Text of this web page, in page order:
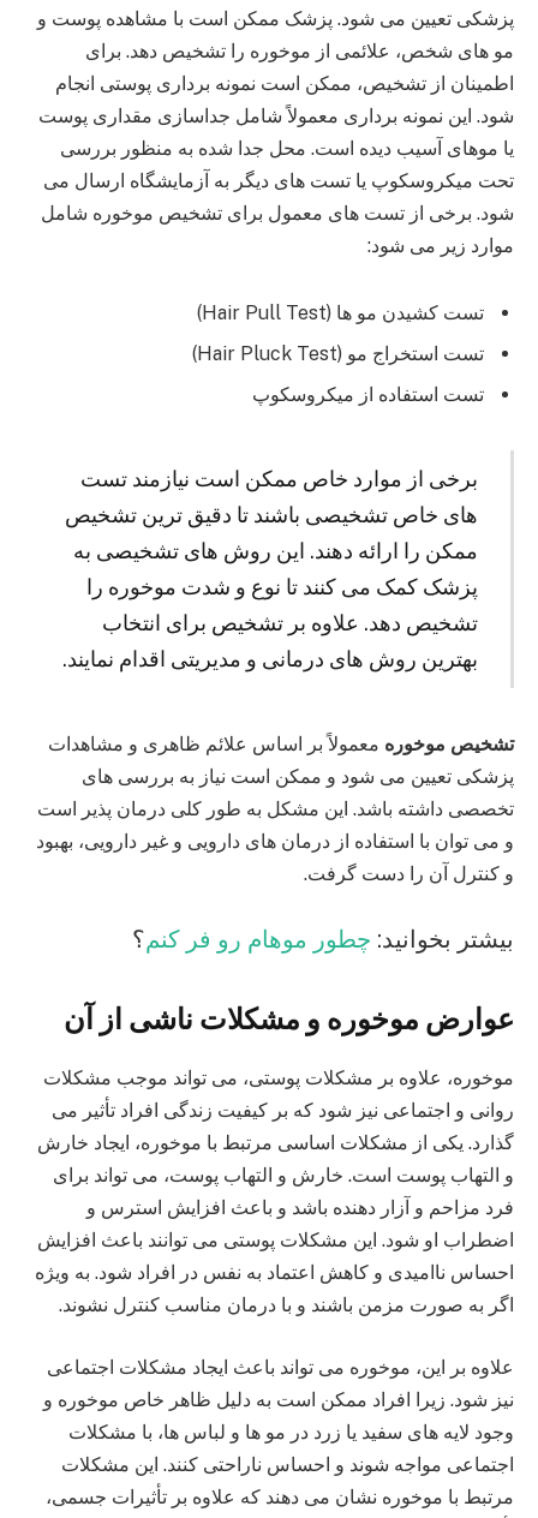
پزشکی تعیین می‌ شود. پزشک ممکن است با مشاهده پوست و
مو های شخص، علائمی از موخوره را تشخیص دهد. برای
اطمینان از تشخیص، ممکن است نمونه‌ برداری پوستی انجام
شود. این نمونه‌ برداری معمولاً شامل جداسازی مقداری پوست
یا موهای آسیب دیده است. محل جدا شده به منظور بررسی
تحت میکروسکوپ یا تست‌ های دیگر به آزمایشگاه ارسال می‌
شود. برخی از تست‌ های معمول برای تشخیص موخوره شامل
موارد زیر می شود:
تست کشیدن مو ها (Hair Pull Test)
تست استخراج مو (Hair Pluck Test)
تست استفاده از میکروسکوپ
برخی از موارد خاص ممکن است نیازمند تست‌
های خاص تشخیصی باشند تا دقیق‌ ترین تشخیص
ممکن را ارائه دهند. این روش‌ های تشخیصی به
پزشک کمک می‌ کنند تا نوع و شدت موخوره را
تشخیص دهد. علاوه بر تشخیص برای انتخاب
بهترین روش‌ های درمانی و مدیریتی اقدام نمایند.
تشخیص موخوره معمولاً بر اساس علائم ظاهری و مشاهدات
پزشکی تعیین می‌ شود و ممکن است نیاز به بررسی‌ های
تخصصی داشته باشد. این مشکل به طور کلی درمان‌ پذیر است
و می‌ توان با استفاده از درمان‌ های دارویی و غیر دارویی، بهبود
و کنترل آن را دست گرفت.
بیشتر بخوانید: چطور موهام رو فر کنم؟
عوارض موخوره و مشکلات ناشی از آن
موخوره، علاوه بر مشکلات پوستی، می‌ تواند موجب مشکلات
روانی و اجتماعی نیز شود که بر کیفیت زندگی افراد تأثیر می‌
گذارد. یکی از مشکلات اساسی مرتبط با موخوره، ایجاد خارش
و التهاب پوست است. خارش و التهاب پوست، می‌ تواند برای
فرد مزاحم و آزار دهنده باشد و باعث افزایش استرس و
اضطراب او شود. این مشکلات پوستی می‌ توانند باعث افزایش
احساس ناامیدی و کاهش اعتماد به نفس در افراد شود. به ویژه
اگر به صورت مزمن باشند و با درمان مناسب کنترل نشوند.
علاوه بر این، موخوره می‌ تواند باعث ایجاد مشکلات اجتماعی
نیز شود. زیرا افراد ممکن است به دلیل ظاهر خاص موخوره و
وجود لایه‌ های سفید یا زرد در مو ها و لباس‌ ها، با مشکلات
اجتماعی مواجه شوند و احساس ناراحتی کنند. این مشکلات
مرتبط با موخوره نشان می‌ دهند که علاوه بر تأثیرات جسمی،